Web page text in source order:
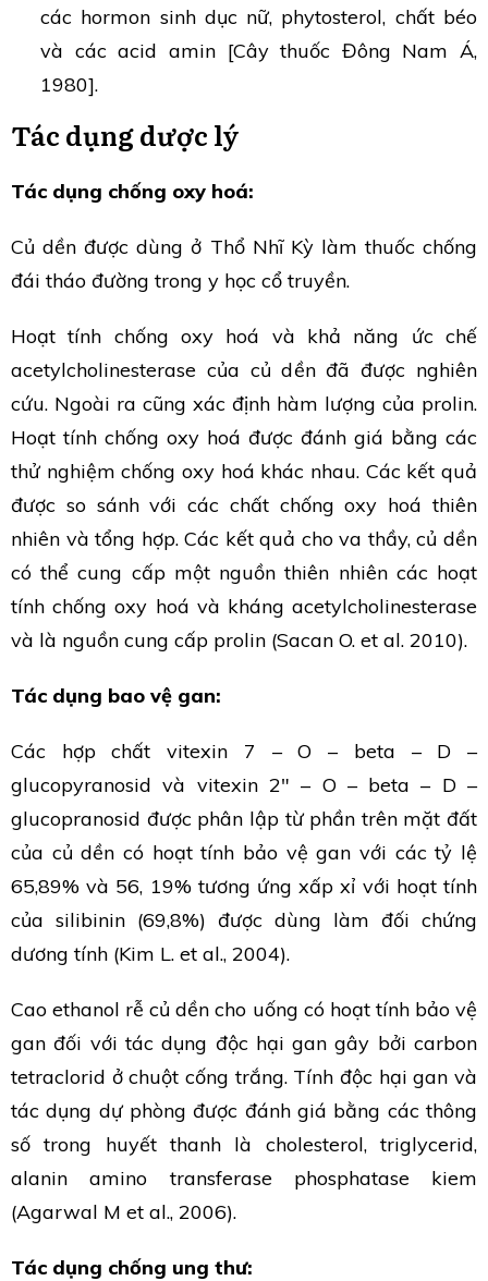
các hormon sinh dục nữ, phytosterol, chất béo
và các acid amin [Cây thuốc Đông Nam Á,
1980].
Tác dụng dược lý
Tác dụng chống oxy hoá:
Củ dền được dùng ở Thổ Nhĩ Kỳ làm thuốc chống
đái tháo đường trong y học cổ truyền.
Hoạt tính chống oxy hoá và khả năng ức chế
acetylcholinesterase của củ dền đã được nghiên
cứu. Ngoài ra cũng xác định hàm lượng của prolin.
Hoạt tính chống oxy hoá được đánh giá bằng các
thử nghiệm chống oxy hoá khác nhau. Các kết quả
được so sánh với các chất chống oxy hoá thiên
nhiên và tổng hợp. Các kết quả cho va thầy, củ dền
có thể cung cấp một nguồn thiên nhiên các hoạt
tính chống oxy hoá và kháng acetylcholinesterase
và là nguồn cung cấp prolin (Sacan O. et al. 2010).
Tác dụng bao vệ gan:
Các hợp chất vitexin 7 – O – beta – D –
glucopyranosid và vitexin 2″ – O – beta – D –
glucopranosid được phân lập từ phần trên mặt đất
của củ dền có hoạt tính bảo vệ gan với các tỷ lệ
65,89% và 56, 19% tương ứng xấp xỉ với hoạt tính
của silibinin (69,8%) được dùng làm đối chứng
dương tính (Kim L. et al., 2004).
Cao ethanol rễ củ dền cho uống có hoạt tính bảo vệ
gan đối với tác dụng độc hại gan gây bởi carbon
tetraclorid ở chuột cống trắng. Tính độc hại gan và
tác dụng dự phòng được đánh giá bằng các thông
số trong huyết thanh là cholesterol, triglycerid,
alanin amino transferase phosphatase kiem
(Agarwal M et al., 2006).
Tác dụng chống ung thư: